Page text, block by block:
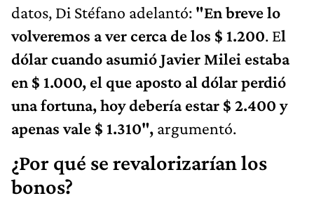
datos, Di Stéfano adelantó: "En breve lo
volveremos a ver cerca de los $ 1.200. El
dólar cuando asumió Javier Milei estaba
en $ 1.000, el que aposto al dólar perdió
una fortuna, hoy debería estar $ 2.400 y
apenas vale $ 1.310", argumentó.
¿Por qué se revalorizarían los
bonos?